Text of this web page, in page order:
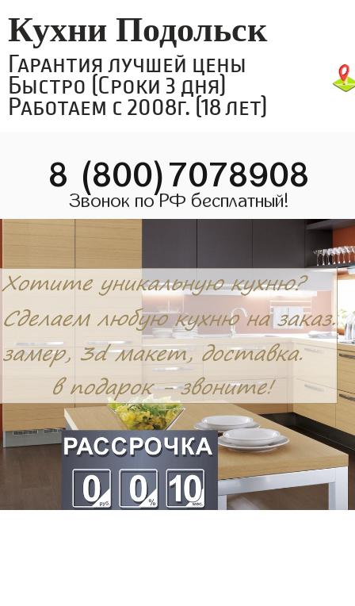
Кухни Подольск
Гарантия лучшей цены
Быстро (Сроки 3 дня)
Работаем с 2008г. (18 лет)
8 (800)7078908
Звонок по РФ бесплатный!